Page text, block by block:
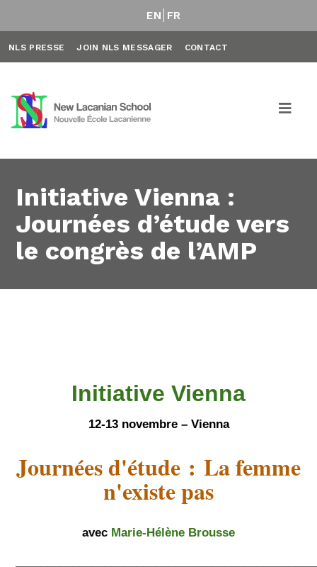
EN FR
NLS PRESSE JOIN NLS MESSAGER CONTACT
Initiative Vienna :
Journées d’étude vers
le congrès de l’AMP
Initiative Vienna
12-13 novembre – Vienna
Journées d'étude : La femme
n'existe pas
avec Marie-Hélène Brousse